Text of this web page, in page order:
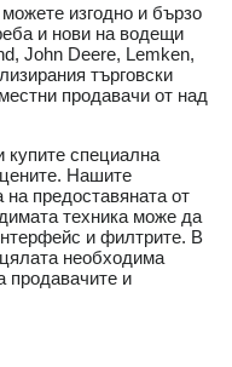
изгодно и бързо
и нови на водещи
John Deere, Lemken,
търговски
продавачи от над
купите специална
Нашите
предоставяната от
техника може да
и филтрите. В
необходима
продавачите и